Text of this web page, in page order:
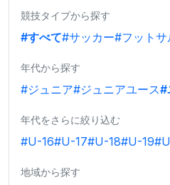
競技タイプから探す
#すべて#サッカー#フットサ
年代から探す
#ジュニア#ジュニアユース#
年代をさらに絞り込む
#U-16#U-17#U-18#U-19
地域から探す